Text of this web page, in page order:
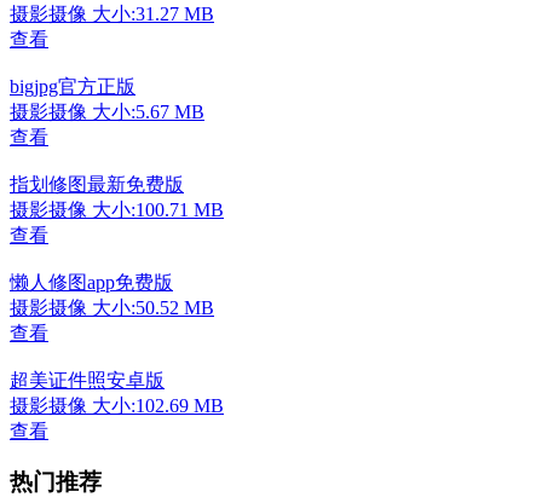
摄影摄像 大小:31.27 MB
查看
bigjpg官方正版
摄影摄像 大小:5.67 MB
查看
指划修图最新免费版
摄影摄像 大小:100.71 MB
查看
懒人修图app免费版
摄影摄像 大小:50.52 MB
查看
超美证件照安卓版
摄影摄像 大小:102.69 MB
查看
热门推荐